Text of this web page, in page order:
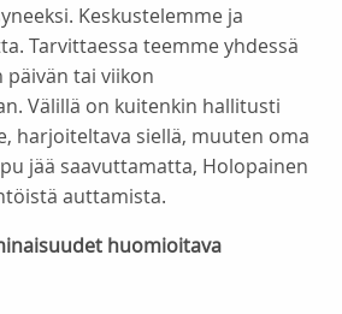
Keskustelemme ja
Tarvittaessa teemme yhdessä
päivän tai viikon
Välillä on kuitenkin hallitusti
harjoiteltava siellä, muuten oma
jää saavuttamatta, Holopainen
auttamista.
huomioitava